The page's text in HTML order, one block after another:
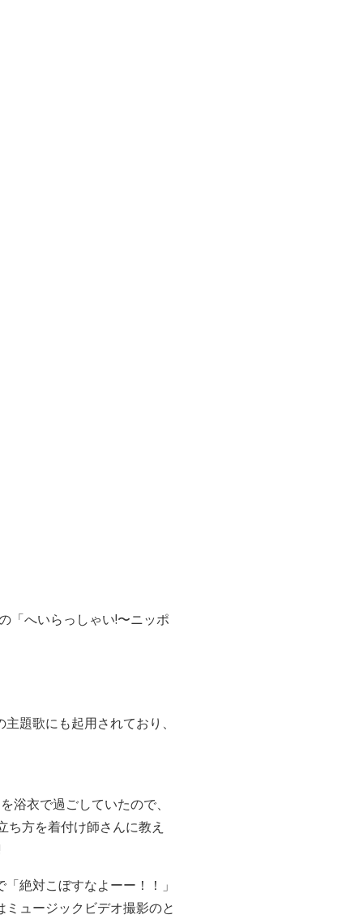
「へいらっしゃい!〜ニッポ
題歌にも起用されており、
衣で過ごしていたので、
方を着付け師さんに教え
絶対こぼすなよーー！！」
ュージックビデオ撮影のと